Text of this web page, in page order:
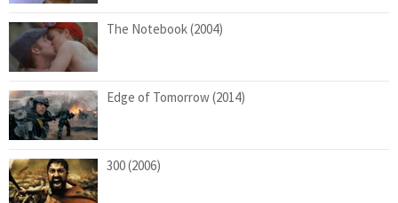
The Notebook (2004)
Edge of Tomorrow (2014)
300 (2006)